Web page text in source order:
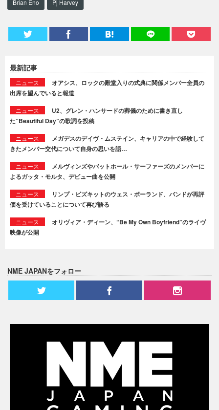
Brian Eno Pj Harvey
最新記事
ニュース
オアシス、ロックの殿堂入りの式典に関係メンバー全員の
出席を望んでいると報道
ニュース
U2、グレン・ハンサードの葬儀のために書き直し
た“Beautiful Day”の歌詞を投稿
ニュース
メガデスのデイヴ・ムステイン、キャリアの中で経験して
きたメンバー交代について自身の思いを語…
ニュース
メルヴィンズやバットホール・サーファーズのメンバーに
よるガッタ・モルタ、デビュー曲を公開
ニュース
リンプ・ビズキットのウェス・ボーランド、バンドが再評
価を受けていることについて再び語る
ニュース
オリヴィア・ディーン、“Be My Own Boyfriend”のライヴ
映像が公開
NME JAPANをフォロー